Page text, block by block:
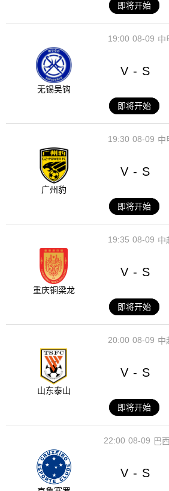
即将开始
08-09
19:00 中
无锡吴钩
V - S
即将开始
08-09
19:30 中
广州豹
V - S
即将开始
08-09
19:35 中
重庆铜梁龙
V - S
即将开始
08-09
20:00 中
山东泰山
V - S
即将开始
08-09
22:00 巴
V - S